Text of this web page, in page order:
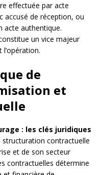
effectuée par acte
accusé de réception, ou
acte authentique.
un vice majeur
l’opération.
de
et
: les clés juridiques
structuration contractuelle
et de son secteur
contractuelles détermine